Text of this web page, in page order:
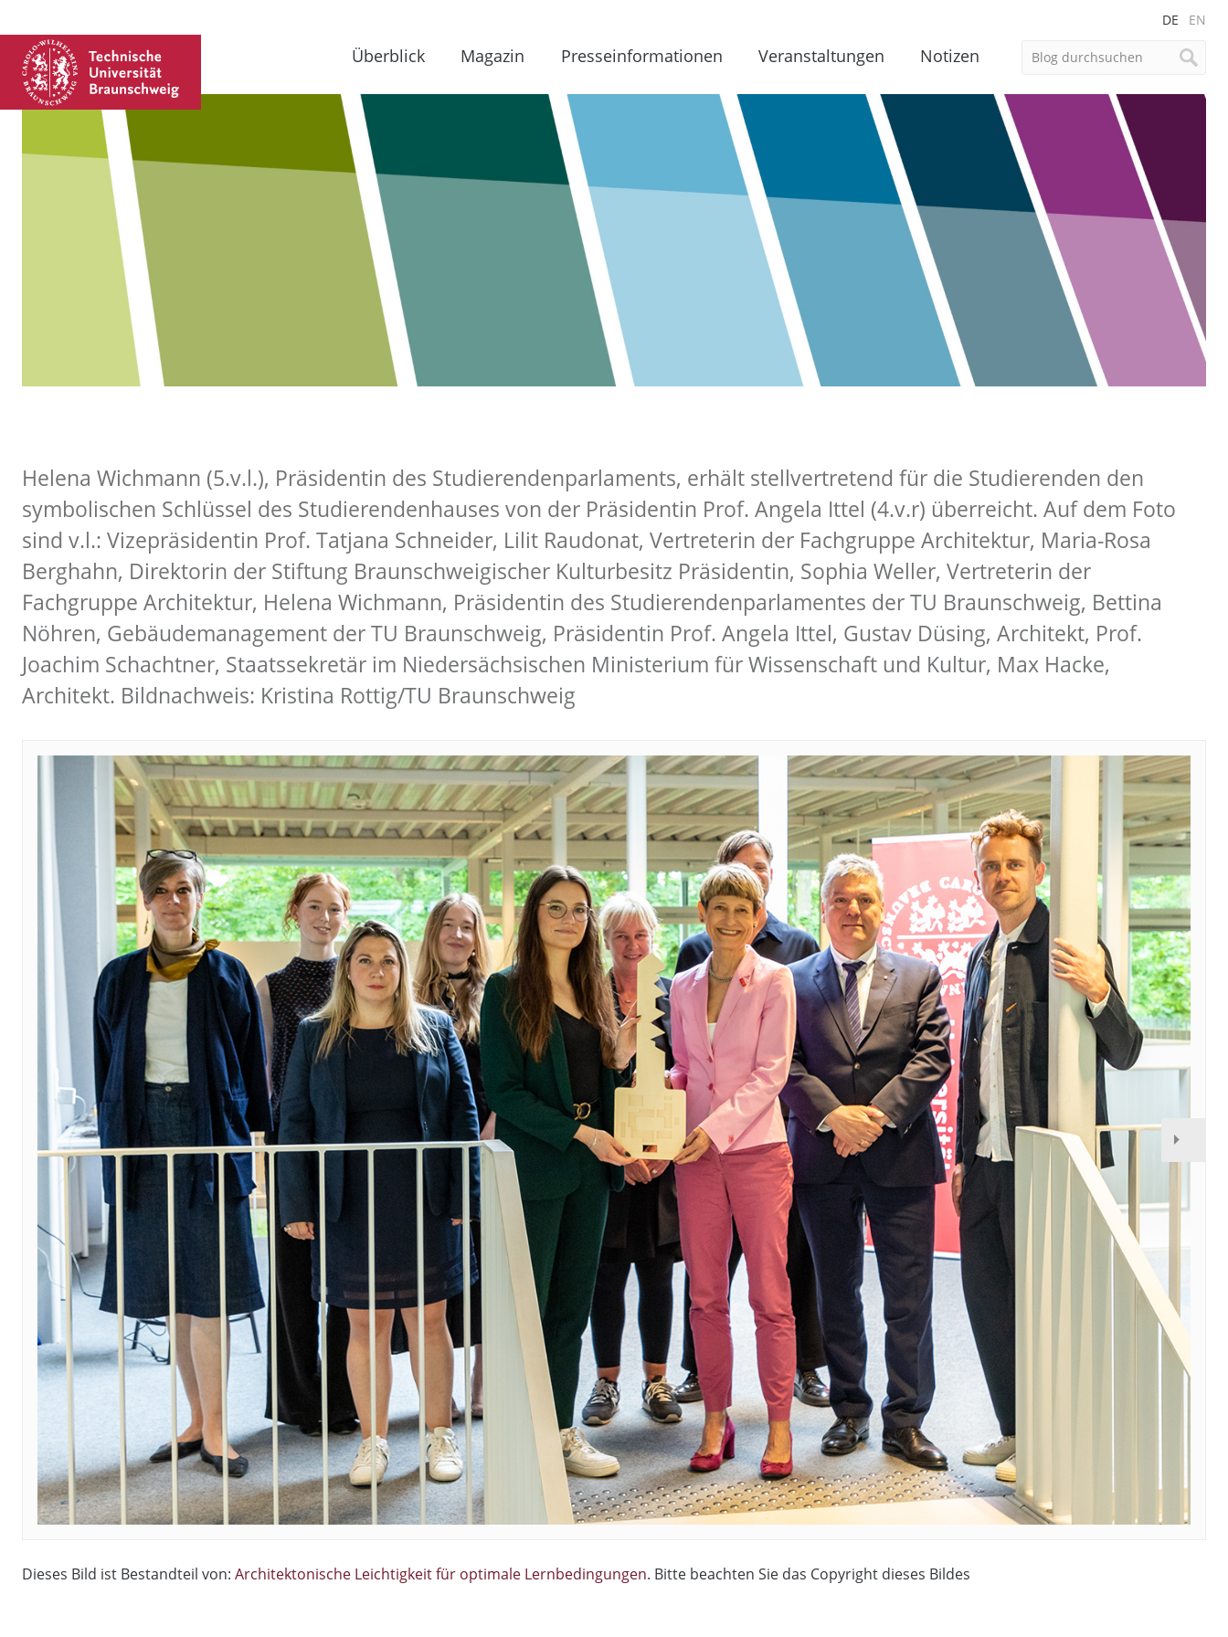
DE EN
Überblick Magazin Presseinformationen Veranstaltungen Notizen
Helena Wichmann (5.v.l.), Präsidentin des Studierendenparlaments, erhält stellvertretend für die Studierenden den
symbolischen Schlüssel des Studierendenhauses von der Präsidentin Prof. Angela Ittel (4.v.r) überreicht. Auf dem Foto
sind v.l.: Vizepräsidentin Prof. Tatjana Schneider, Lilit Raudonat, Vertreterin der Fachgruppe Architektur, Maria-Rosa
Berghahn, Direktorin der Stiftung Braunschweigischer Kulturbesitz Präsidentin, Sophia Weller, Vertreterin der
Fachgruppe Architektur, Helena Wichmann, Präsidentin des Studierendenparlamentes der TU Braunschweig, Bettina
Nöhren, Gebäudemanagement der TU Braunschweig, Präsidentin Prof. Angela Ittel, Gustav Düsing, Architekt, Prof.
Joachim Schachtner, Staatssekretär im Niedersächsischen Ministerium für Wissenschaft und Kultur, Max Hacke,
Architekt. Bildnachweis: Kristina Rottig/TU Braunschweig
Dieses Bild ist Bestandteil von: Architektonische Leichtigkeit für optimale Lernbedingungen. Bitte beachten Sie das Copyright dieses Bildes